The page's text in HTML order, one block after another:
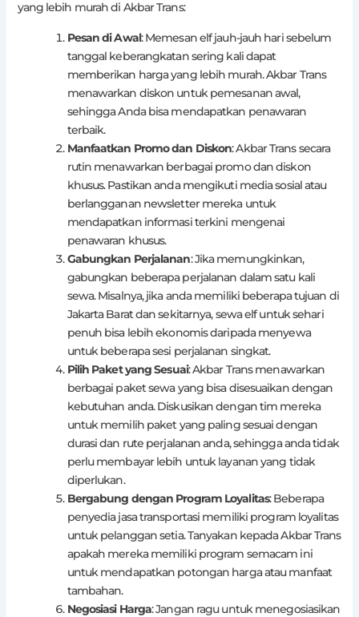
yang lebih murah di Akbar Trans:
Pesan di Awal: Memesan elf jauh-jauh hari sebelum
tanggal keberangkatan sering kali dapat
memberikan harga yang lebih murah. Akbar Trans
menawarkan diskon untuk pemesanan awal,
sehingga Anda bisa mendapatkan penawaran
terbaik.
Manfaatkan Promo dan Diskon: Akbar Trans secara
rutin menawarkan berbagai promo dan diskon
khusus. Pastikan anda mengikuti media sosial atau
berlangganan newsletter mereka untuk
mendapatkan informasi terkini mengenai
penawaran khusus.
Gabungkan Perjalanan: Jika memungkinkan,
gabungkan beberapa perjalanan dalam satu kali
sewa. Misalnya, jika anda memiliki beberapa tujuan di
Jakarta Barat dan sekitarnya, sewa elf untuk sehari
penuh bisa lebih ekonomis daripada menyewa
untuk beberapa sesi perjalanan singkat.
Pilih Paket yang Sesuai: Akbar Trans menawarkan
berbagai paket sewa yang bisa disesuaikan dengan
kebutuhan anda. Diskusikan dengan tim mereka
untuk memilih paket yang paling sesuai dengan
durasi dan rute perjalanan anda, sehingga anda tidak
perlu membayar lebih untuk layanan yang tidak
diperlukan.
Bergabung dengan Program Loyalitas: Beberapa
penyedia jasa transportasi memiliki program loyalitas
untuk pelanggan setia. Tanyakan kepada Akbar Trans
apakah mereka memiliki program semacam ini
untuk mendapatkan potongan harga atau manfaat
tambahan.
Negosiasi Harga: Jangan ragu untuk menegosiasikan